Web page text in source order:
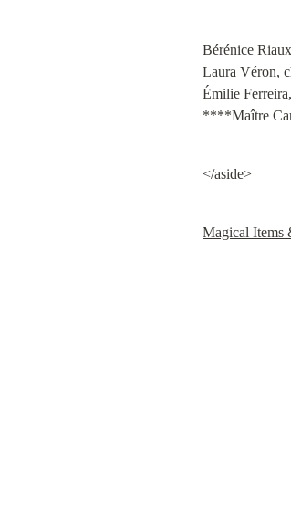
Bérénice
Laura Véron,
Émilie
****Maître
</aside>
Magical Items